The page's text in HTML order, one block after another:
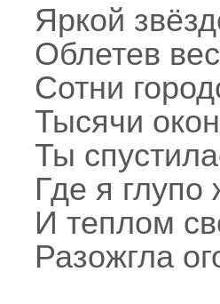
Яркой
Облетев
Сотни
Тысячи
Ты
Где я глупо
И теплом
Разожгла